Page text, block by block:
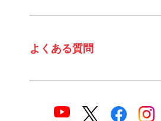
よくある質問